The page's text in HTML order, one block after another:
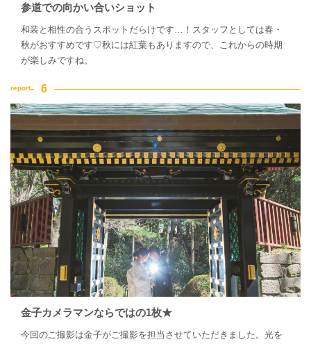
参道での向かい合いショット
和装と相性の合うスポットだらけです…！スタッフとしては春・
秋がおすすめです♡秋には紅葉もありますので、これからの時期
が楽しみですね。
金子カメラマンならではの1枚★
今回のご撮影は金子がご撮影を担当させていただきました。光を